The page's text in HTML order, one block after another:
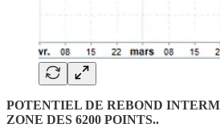
POTENTIEL DE REBOND
ZONE DES 6200 POINTS..